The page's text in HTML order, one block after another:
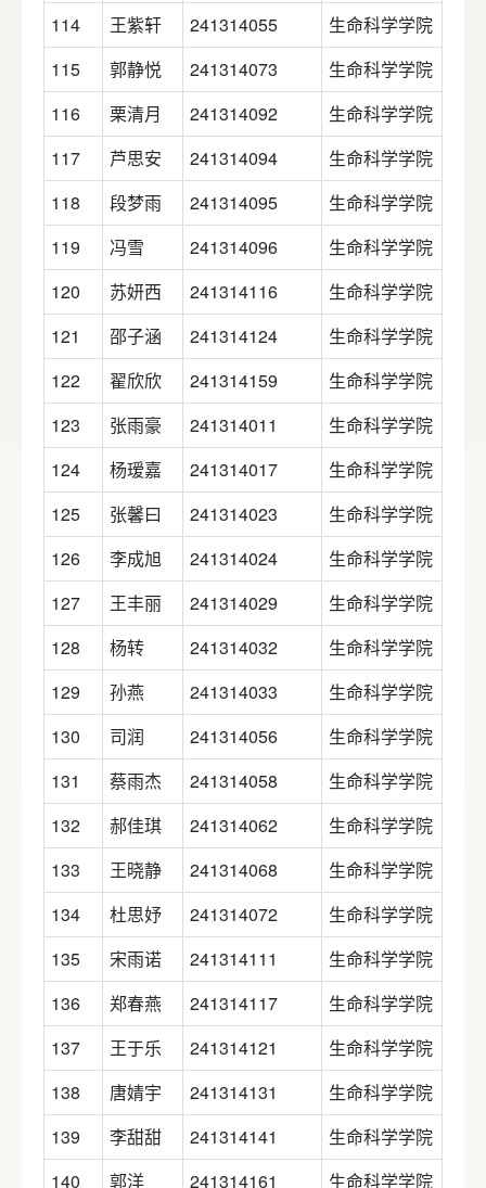
114
王紫轩 241314055
生命科学学院
115
郭静悦 241314073
生命科学学院
116
栗清月 241314092
生命科学学院
117
芦思安 241314094
生命科学学院
118
段梦雨 241314095
生命科学学院
119
冯雪 241314096
生命科学学院
120
苏妍西 241314116
生命科学学院
121
邵子涵 241314124
生命科学学院
122
翟欣欣 241314159
生命科学学院
123
张雨豪 241314011
生命科学学院
124
杨瑷嘉 241314017
生命科学学院
125
张馨曰 241314023
生命科学学院
126
李成旭 241314024
生命科学学院
127
王丰丽 241314029
生命科学学院
128
杨转 241314032
生命科学学院
129
孙燕 241314033
生命科学学院
130
司润 241314056
生命科学学院
131
蔡雨杰 241314058
生命科学学院
132
郝佳琪 241314062
生命科学学院
133
王晓静 241314068
生命科学学院
134
杜思妤 241314072
生命科学学院
135
宋雨诺 241314111
生命科学学院
136
郑春燕 241314117
生命科学学院
137
王于乐 241314121
生命科学学院
138
唐婧宇 241314131
生命科学学院
139
李甜甜 241314141
生命科学学院
140
郭洋 241314161 生命科学学院